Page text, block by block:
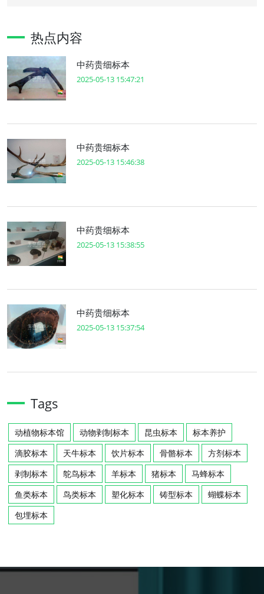
热点内容
中药贵细标本
2025-05-13 15:47:21
中药贵细标本
2025-05-13 15:46:38
中药贵细标本
2025-05-13 15:38:55
中药贵细标本
2025-05-13 15:37:54
Tags
动植物标本馆 动物剥制标本 昆虫标本
标本养护
滴胶标本
天牛标本 饮片标本 骨骼标本
方剂标本
剥制标本
鸵鸟标本 羊标本 猪标本
马蜂标本
鱼类标本
鸟类标本 塑化标本 铸型标本
蝴蝶标本
包埋标本